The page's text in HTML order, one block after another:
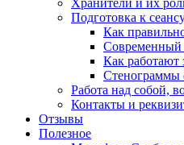
Хранители и их
Подготовка к
Как
Современный
Как
Стенограммы
Работа над собой,
Контакты и
Отзывы
Полезное